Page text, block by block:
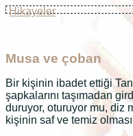
Hikayeler
Musa ve çoban
Bir kişinin ibadet ettiği
şapkalarını taşımadan
duruyor, oturuyor mu, diz
kişinin saf ve temiz